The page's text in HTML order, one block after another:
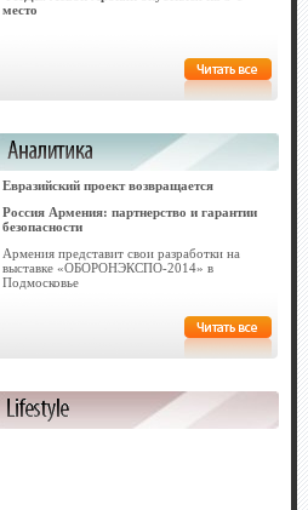
место
Евразийский проект возвращается
Россия Армения: партнерство и гарантии
безопасности
Армения представит свои разработки на
выставке «ОБОРОНЭКСПО-2014» в
Подмосковье